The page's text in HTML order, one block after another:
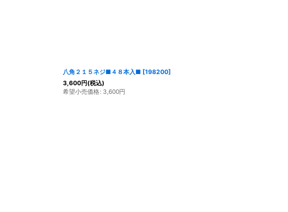
八角２１５ネジ■４８本入■ [198200]
3,600円(税込)
希望小売価格: 3,600円